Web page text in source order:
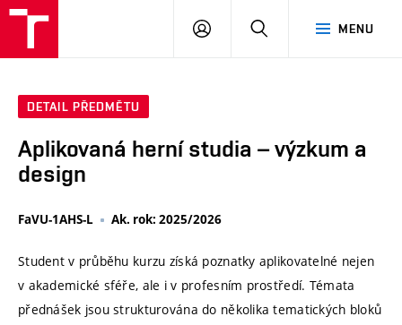
MENU
PŘIHLÁSIT
DETAIL PŘEDMĚTU
Aplikovaná herní studia – výzkum a
design
FaVU-1AHS-L Ak. rok: 2025/2026
Student v průběhu kurzu získá poznatky aplikovatelné nejen
v akademické sféře, ale i v profesním prostředí. Témata
přednášek jsou strukturována do několika tematických bloků